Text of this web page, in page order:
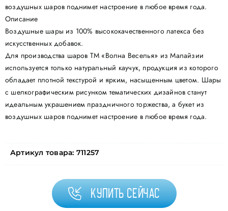
воздушных шаров поднимет настроение в любое время года.
Описание
Воздушные шары из 100% высококачественного латекса без
искусственных добавок.
Для производства шаров ТМ «Волна Веселья» из Малайзии
используется только натуральный каучук, продукция из которого
обладает плотной текстурой и ярким, насыщенным цветом. Шары
с шелкографическим рисунком тематических дизайнов станут
идеальным украшением праздничного торжества, а букет из
воздушных шаров поднимет настроение в любое время года.
Артикул товара: 711257
Купить сейчас